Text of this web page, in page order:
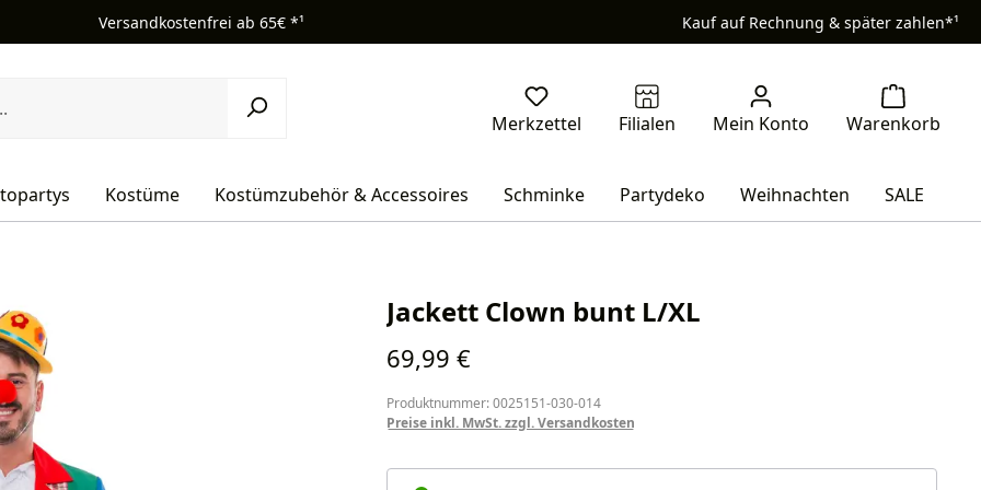
Versandkostenfrei ab 65€ *¹ Kauf auf Rechnung & später zahlen*¹
Kostüme Kostümzubehör & Accessoires Schminke Partydeko Weihnachten SALE
Jackett Clown bunt L/XL
Regulärer Preis:
69,99 €
Produktnummer: 0025151-030-014
Preise inkl. MwSt. zzgl. Versandkosten